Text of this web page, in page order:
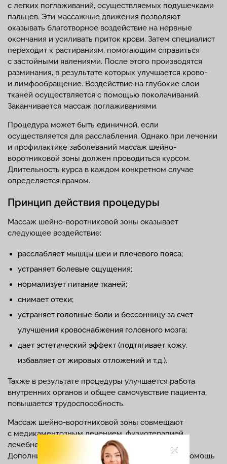
с легких поглаживаний, осуществляемых подушечками
пальцев. Эти массажные движения позволяют
оказывать благотворное воздействие на нервные
окончания и усиливать приток крови. Затем специалист
переходит к растираниям, помогающим справиться
с застойными явлениями. После этого производятся
разминания, в результате которых улучшается крово-
и лимфообращение. Воздействие на глубокие слои
тканей осуществляется с помощью поколачиваний.
Заканчивается массаж поглаживаниями.
Процедура может быть единичной, если
осуществляется для расслабления. Однако при лечении
и профилактике заболеваний массаж шейно-
воротниковой зоны должен проводиться курсом.
Длительность курса в каждом конкретном случае
определяется врачом.
Принцип действия процедуры
Массаж шейно-воротниковой зоны оказывает
следующее воздействие:
расслабляет мышцы шеи и плечевого пояса;
устраняет болевые ощущения;
нормализует питание тканей;
снимает отеки;
устраняет головные боли и бессонницу за счет
улучшения кровоснабжения головного мозга;
дает эстетический эффект (подтягивает кожу,
избавляет от жировых отложений и т.д.).
Также в результате процедуры улучшается работа
внутренних органов и общее самочувствие пациента,
повышается трудоспособность.
Массаж шейно-воротниковой зоны совмещают
с медикаментозным лечением, физиотерапией,
лечебной физкультурой, мануальной терапией.
Дополнительно пациенту может понадобиться помощь